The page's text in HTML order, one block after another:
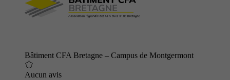
Bâtiment CFA Bretagne – Campus de Montgermont
Aucun avis